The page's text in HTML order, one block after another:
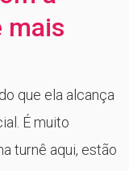
mais
que ela alcança
É muito
turnê aqui, estão